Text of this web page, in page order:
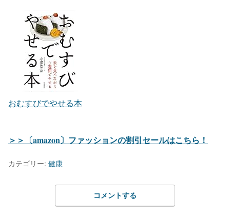
おむすびでやせる本
＞＞〔amazon〕ファッションの割引セールはこちら！
カテゴリー: 健康
コメントする